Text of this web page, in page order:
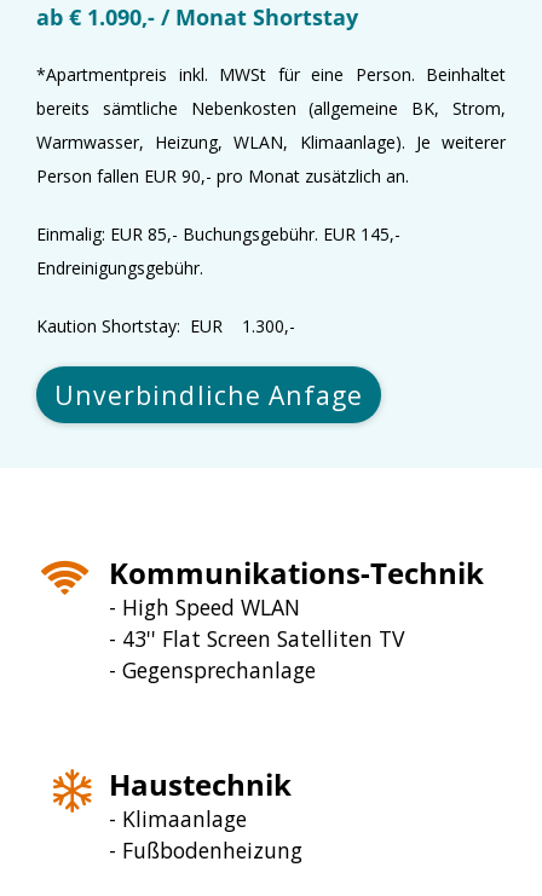
ab € 1.090,- / Monat Shortstay
*Apartmentpreis inkl. MWSt für eine Person. Beinhaltet
bereits sämtliche Nebenkosten (allgemeine BK, Strom,
Warmwasser, Heizung, WLAN, Klimaanlage). Je weiterer
Person fallen EUR 90,- pro Monat zusätzlich an.
Einmalig: EUR 85,- Buchungsgebühr. EUR 145,-
Endreinigungsgebühr.
Kaution Shortstay: EUR 1.300,-
Unverbindliche Anfage
Kommunikations-Technik
- High Speed WLAN
- 43'' Flat Screen Satelliten TV
- Gegensprechanlage
Haustechnik
- Klimaanlage
- Fußbodenheizung